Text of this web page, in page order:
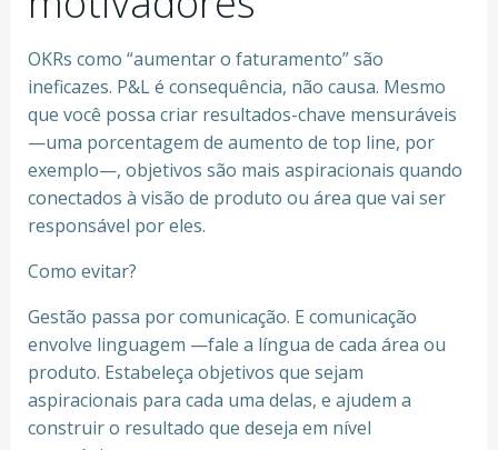
OKRs como “aumentar o faturamento” são
ineficazes. P&L é consequência, não causa. Mesmo
que você possa criar resultados-chave mensuráveis
—uma porcentagem de aumento de top line, por
exemplo—, objetivos são mais aspiracionais quando
conectados à visão de produto ou área que vai ser
responsável por eles.
Como evitar?
Gestão passa por comunicação. E comunicação
envolve linguagem —fale a língua de cada área ou
produto. Estabeleça objetivos que sejam
aspiracionais para cada uma delas, e ajudem a
construir o resultado que deseja em nível